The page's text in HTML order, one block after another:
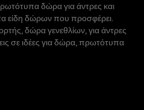
δώρα για άντρες και
είδη δώρων που προσφέρει.
δώρα γενεθλίων, για άντρες
σε ιδέες για δώρα, πρωτότυπα